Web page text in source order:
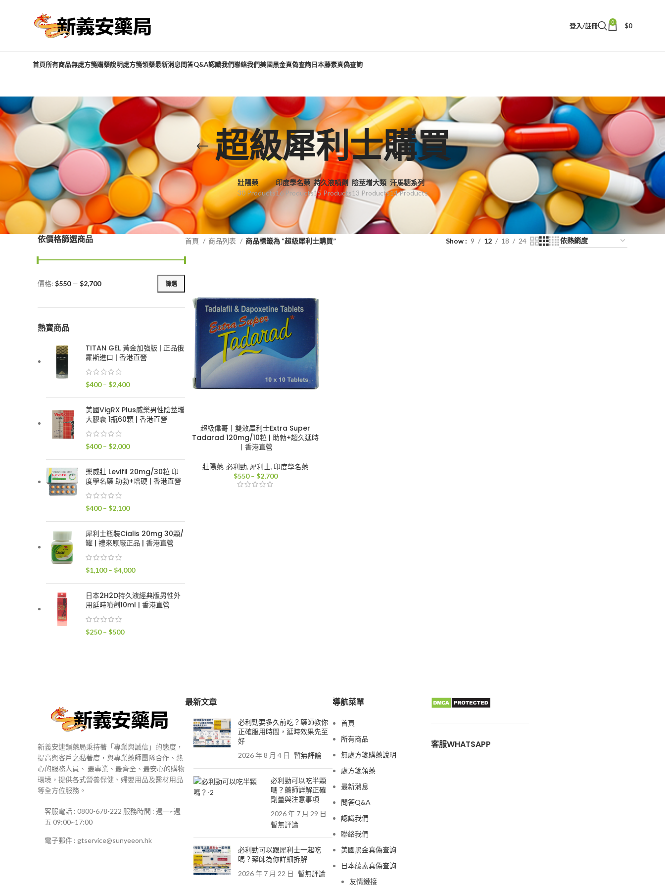
登入/註冊 0 $0
首頁所有商品無處方箋購藥說明處方箋領藥最新消息問答Q&A認識我們聯絡我們美國黑金真偽查詢日本藤素真偽查詢
超級犀利士購買
壯陽藥
30 Products
印度學名藥
16 Products
持久液噴劑
15 Products
陰莖增大類
13 Products
汗馬糖系列
14 Products
依價格篩選商品
最
價
最
價
篩選
價格: $550— $2,700
熱賣商品
TITAN GEL 黃金加強版 | 正品俄
羅斯進口 | 香港直營
$400 – $2,400價
圍：
$2,400
美國VigRX Plus威樂男性陰莖增
大膠囊 1瓶60顆 | 香港直營
$400 – $2,000價
範
圍：
$2,000
樂威壯 Levifil 20mg/30粒 印
度學名藥 助勃+增硬 | 香港直營
$400 – $2,100價
範
圍：
$2,100
犀利士瓶裝Cialis 20mg 30顆/
罐 | 禮來原廠正品 | 香港直營
$1,100 – $4,000價
範
圍：
日本2H2D持久液經典版男性外
用延時噴劑10ml | 香港直營
$250 – $500價
首頁 商品列表 商品標籤為 “超級犀利士購買” Show 9 12 18 24
超級偉哥丨雙效犀利士Extra Super
Tadarad 120mg/10粒 | 助勃+超久延時
丨香港直營
壯陽藥,必利勁, 犀利士, 印度學名藥
$550 – $2,700價
新義安連鎖藥局秉持著「專業與誠信」的態度，
提高與客戶之黏著度，與專業藥師團隊合作、熱
心的服務人員、 最專業、最齊全、最安心的購物
環境，提供各式營養保健、婦嬰用品及醫材用品
等全方位服務。
客服電話 : 0800-678-222 服務時間 : 週一~週
五 09:00~17:00
電子郵件 : gtservice@sunyeeon.hk
最新文章
必利勁要多久前吃？藥師教你
正確服用時間，延時效果先至
好
2026 年 8 月 4 日 暫無評論
必利勁可以吃半顆
嗎？藥師詳解正確
劑量與注意事項
2026 年 7 月 29 日
暫無評論
必利勁可以跟犀利士一起吃
嗎？藥師為你詳細拆解
2026 年 7 月 22 日 暫無評論
導航菜單
首頁
所有商品
無處方箋購藥說明
處方箋領藥
最新消息
問答Q&A
認識我們
聯絡我們
美國黑金真偽查詢
日本藤素真偽查詢
友情鏈接
客服WHATSAPP